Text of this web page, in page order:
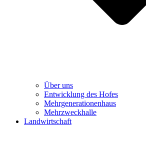
Über uns
Entwicklung des Hofes
Mehrgenerationenhaus
Mehrzweckhalle
Landwirtschaft